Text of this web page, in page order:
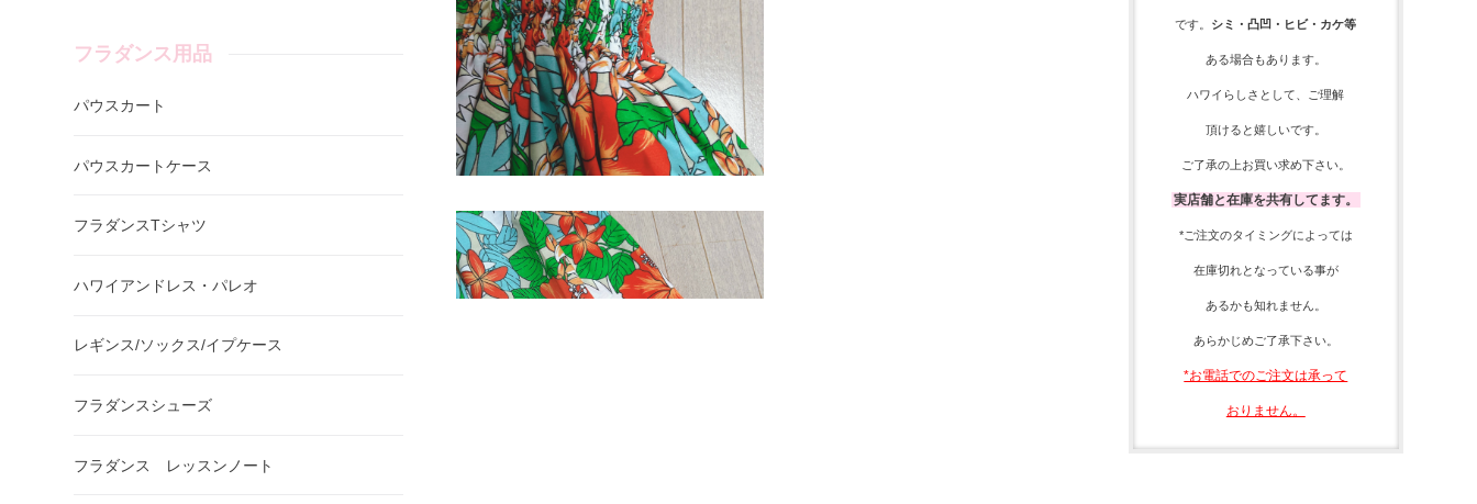
フラダンス用品
パウスカート
パウスカートケース
フラダンスTシャツ
ハワイアンドレス・パレオ
レギンス/ソックス/イプケース
フラダンスシューズ
フラダンス レッスンノート
です。 シミ・凸凹・ヒビ・カケ等
ある場合もあります。
ハワイらしさとして、 ご理解
頂ける と嬉しいです。
ご了承の上お買い求め下さい。
実店舗と在庫を共有してます。
*ご注文のタイミングによっては
在庫切れとなっている事が
あるかも知れません。
あらかじめご了承下さい。
*お電話でのご注文は承って
おりません。